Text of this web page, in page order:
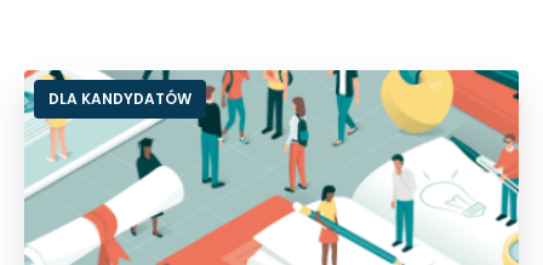
DLA KANDYDATÓW